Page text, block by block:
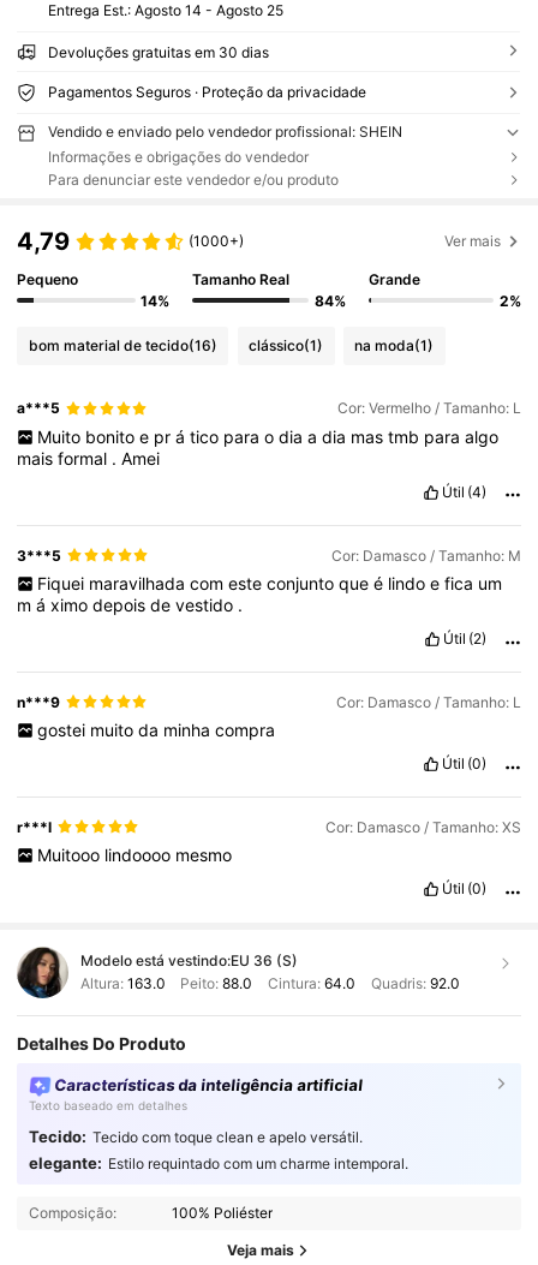
Entrega Est.: Agosto 14 - Agosto 25
Devoluções gratuitas em 30 dias
Pagamentos Seguros · Proteção da privacidade
Vendido e enviado pelo vendedor profissional: SHEIN
Informações e obrigações do vendedor
Para denunciar este vendedor e/ou produto
4,79 (1000+) Ver mais
Pequeno
14%
Tamanho Real
84%
Grande
2%
bom material de tecido(16) clássico(1) na moda(1)
a***5 Cor: Vermelho / Tamanho: L
Muito bonito e pr á tico para o dia a dia mas tmb para algo
maisformal .Amei
Útil (4)
3***5 Cor: Damasco / Tamanho: M
Fiquei maravilhada com este conjunto que é lindo e fica um
máximodepoisdevestido .
Útil (2)
n***9 Cor: Damasco / Tamanho: L
gostei muito da minha compra
Útil (0)
r***l Cor: Damasco / Tamanho: XS
Muitooo lindoooo mesmo
Útil (0)
Modelo está vestindo:EU 36 (S)
Altura: 163.0 Peito:88.0 Cintura: 64.0 Quadris: 92.0
Detalhes Do Produto
Características da inteligência artificial
Texto baseado em detalhes
Tecido: Tecido com toque clean e apelo versátil.
elegante: Estilo requintado com um charme intemporal.
Composição: 100% Poliéster
Veja mais